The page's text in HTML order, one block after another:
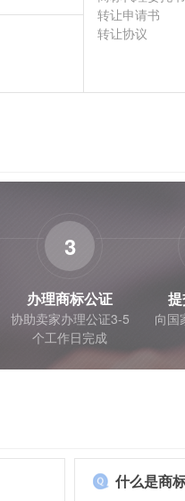
转让申请书
转让协议
3
办理商标公证
协助卖家办理公证3-5
个工作日完成
向国
什么是商